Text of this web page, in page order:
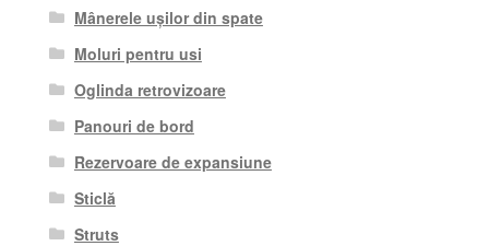
Mânerele ușilor din spate
Moluri pentru usi
Oglinda retrovizoare
Panouri de bord
Rezervoare de expansiune
Sticlă
Struts